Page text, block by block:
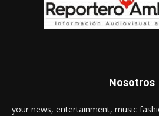
Nosotros
your news, entertainment, music